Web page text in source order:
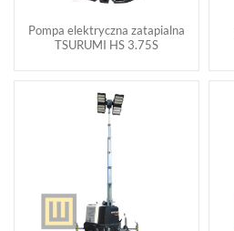
Pompa elektryczna zatapialna
TSURUMI HS 3.75S